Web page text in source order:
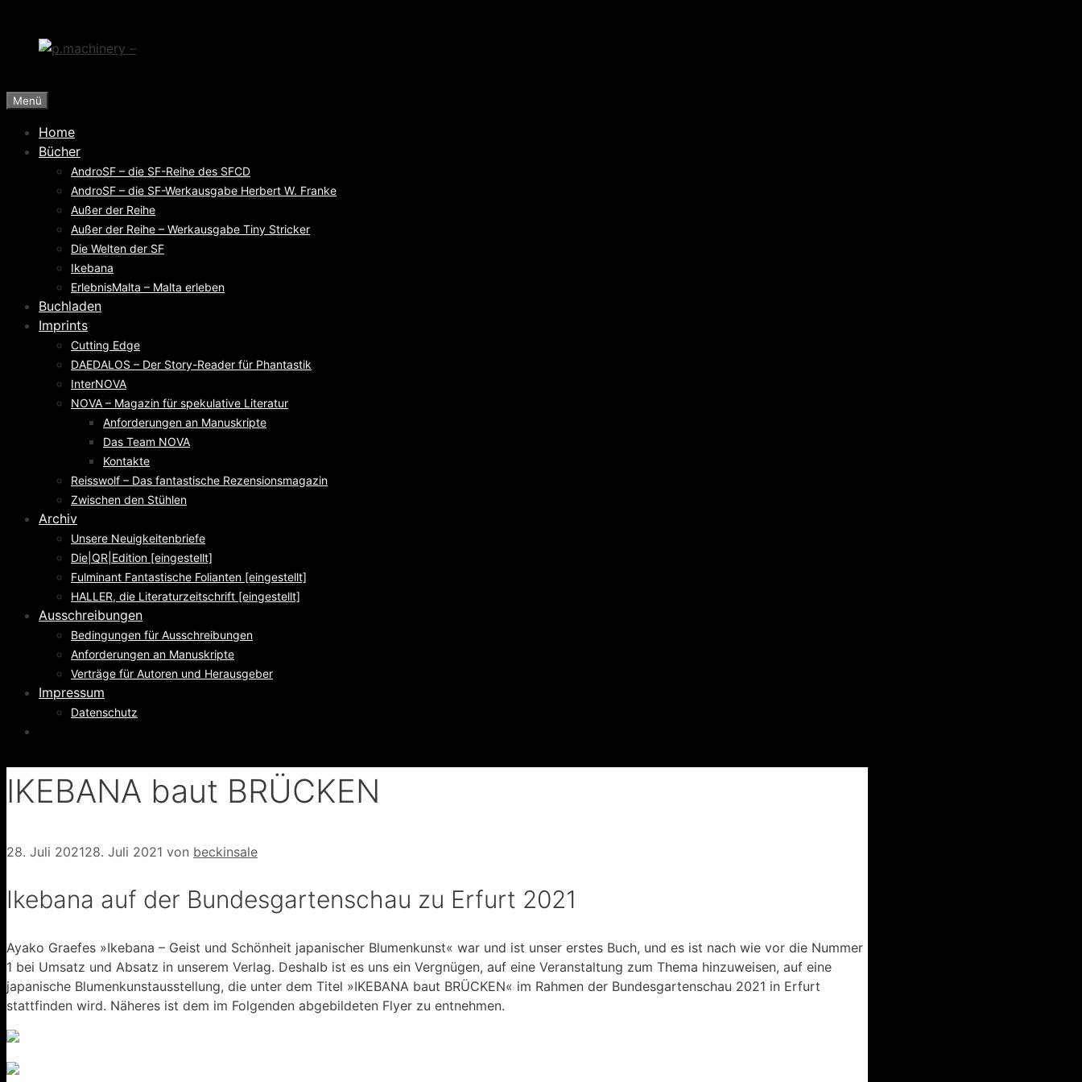
springen
Menü
Home
Bücher
AndroSF – die SF-Reihe des SFCD
AndroSF – die SF-Werkausgabe Herbert W. Franke
Außer der Reihe
Außer der Reihe – Werkausgabe Tiny Stricker
Die Welten der SF
Ikebana
ErlebnisMalta – Malta erleben
Buchladen
Imprints
Cutting Edge
DAEDALOS – Der Story-Reader für Phantastik
InterNOVA
NOVA – Magazin für spekulative Literatur
Anforderungen an Manuskripte
Das Team NOVA
Kontakte
Reisswolf – Das fantastische Rezensionsmagazin
Zwischen den Stühlen
Archiv
Unsere Neuigkeitenbriefe
Die|QR|Edition [eingestellt]
Fulminant Fantastische Folianten [eingestellt]
HALLER, die Literaturzeitschrift [eingestellt]
Ausschreibungen
Bedingungen für Ausschreibungen
Anforderungen an Manuskripte
Verträge für Autoren und Herausgeber
Impressum
Datenschutz
IKEBANA baut BRÜCKEN
28. Juli 202128. Juli 2021 von beckinsale
Ikebana auf der Bundesgartenschau zu Erfurt 2021
Ayako Graefes »Ikebana – Geist und Schönheit japanischer Blumenkunst« war und ist unser erstes Buch, und es ist nach wie vor die Nummer
1 bei Umsatz und Absatz in unserem Verlag. Deshalb ist es uns ein Vergnügen, auf eine Veranstaltung zum Thema hinzuweisen, auf eine
japanische Blumenkunstausstellung, die unter dem Titel »IKEBANA baut BRÜCKEN« im Rahmen der Bundesgartenschau 2021 in Erfurt
stattfinden wird. Näheres ist dem im Folgenden abgebildeten Flyer zu entnehmen.